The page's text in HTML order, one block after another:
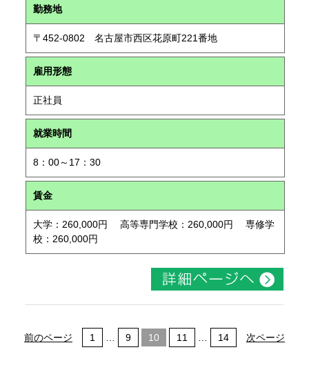
勤務地
〒452-0802 名古屋市西区花原町221番地
雇用形態
正社員
就業時間
8：00～17：30
賃金
大学：260,000円 高等専門学校：260,000円 専修学
校：260,000円
前のページ 1 9 10 11 14 次ページ